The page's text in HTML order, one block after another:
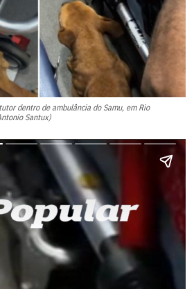
dentro de ambulância do Samu, em Rio
Santux)